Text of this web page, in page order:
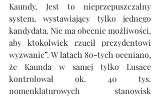
Kaundy. Jest to nieprzepuszczalny
system, wystawiający tylko jednego
kandydata. Nie ma obecnie możliwości,
aby ktokolwiek rzucił prezydentowi
wyzwanie”. W latach 80-tych oceniano,
że Kaunda w samej tylko Lusace
kontrolował ok. 40 tys.
nomenklaturowych stanowisk